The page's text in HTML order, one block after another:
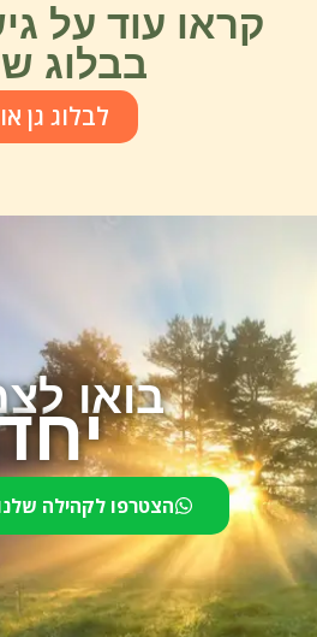
קראו עוד על
בבלוג
לבלוג גן
בואו
הצטרפו לקהילה